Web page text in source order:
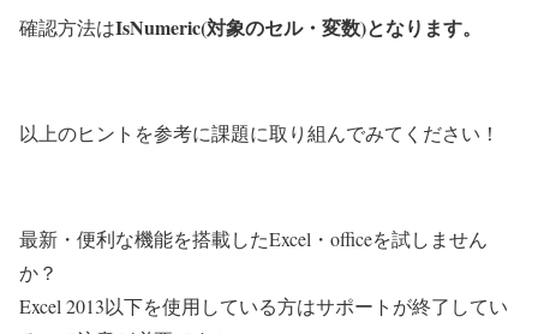
確認方法はIsNumeric(対象のセル・変数)となります。
以上のヒントを参考に課題に取り組んでみてください！
最新・便利な機能を搭載したExcel・officeを試しません
か？
Excel 2013以下を使用している方はサポートが終了してい